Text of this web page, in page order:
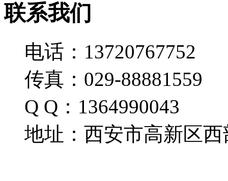
联系我们
电话：13720767752
传真：029-88881559
Q Q：1364990043
地址：西安市高新区西